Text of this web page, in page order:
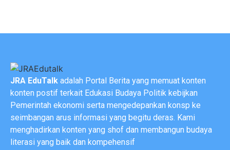
JRA EduTalk adalah Portal Berita yang memuat konten
konten postif terkait Edukasi Budaya Politik kebijkan
Pemerintah ekonomi serta mengedepankan konsp ke
seimbangan arus informasi yang begitu deras. Kami
menghadirkan konten yang shof dan membangun budaya
literasi yang baik dan kompehensif